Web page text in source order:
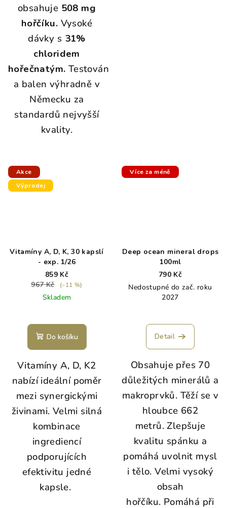
m
é
u
a
č
obsahuje 508 mg
hořčíku. Vysoké
dávky s 31%
chloridem
hořečnatým. Testován
a balen výhradně v
Německu za
standardů nejvyšší
kvality.
Akce
Výprodej
Vitamíny A, D, K, 30 kapslí
- exp. 1/26
859 Kč
967 Kč
(–11 %)
Skladem
Do košíku
Vitamíny A, D, K2
nabízí ideální poměr
mezi synergickými
živinami. Velmi silná
kombinace
ingrediencí
podporujících
efektivitu jedné
kapsle.
Více za méně
Deep ocean mineral drops
100ml
790 Kč
Nedostupné do zač. roku
2027
Detail
Obsahuje přes 70
důležitých minerálů a
makroprvků. Těží se v
hloubce 662
metrů. Zlepšuje
kvalitu spánku a
pomáhá uvolnit mysl
i tělo. Velmi vysoký
obsah
hořčíku. Pomáhá při